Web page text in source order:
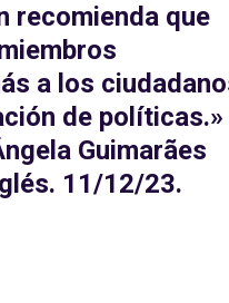
recomienda que
a los
de políticas.»
Guimarães
11/12/23.